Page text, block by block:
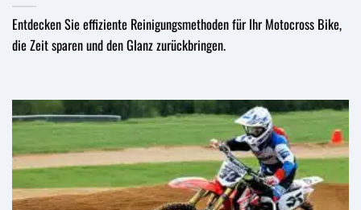
Entdecken Sie effiziente Reinigungsmethoden für Ihr Motocross Bike,
die Zeit sparen und den Glanz zurückbringen.